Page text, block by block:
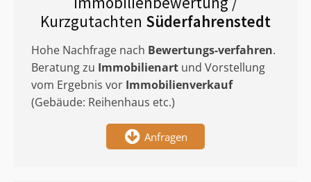
Kurzgutachten Süderfahrenstedt
Hohe Nachfrage nach Bewertungs-verfahren.
Beratung zu Immobilienart und Vorstellung
vom Ergebnis vor Immobilienverkauf
(Gebäude: Reihenhaus etc.)
Anfragen